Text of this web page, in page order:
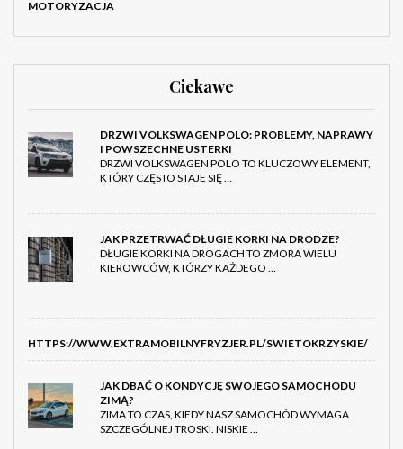
MOTORYZACJA
Ciekawe
DRZWI VOLKSWAGEN POLO: PROBLEMY, NAPRAWY
I POWSZECHNE USTERKI
DRZWI VOLKSWAGEN POLO TO KLUCZOWY ELEMENT,
KTÓRY CZĘSTO STAJE SIĘ …
JAK PRZETRWAĆ DŁUGIE KORKI NA DRODZE?
DŁUGIE KORKI NA DROGACH TO ZMORA WIELU
KIEROWCÓW, KTÓRZY KAŻDEGO …
HTTPS://WWW.EXTRAMOBILNYFRYZJER.PL/SWIETOKRZYSKIE/
JAK DBAĆ O KONDYCJĘ SWOJEGO SAMOCHODU
ZIMĄ?
ZIMA TO CZAS, KIEDY NASZ SAMOCHÓD WYMAGA
SZCZEGÓLNEJ TROSKI. NISKIE …